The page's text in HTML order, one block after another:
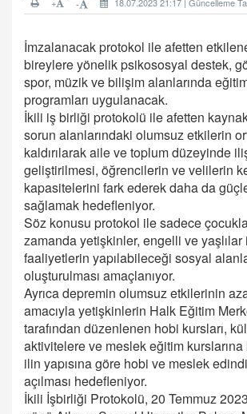
18.07.2023 21:17 | Güncelleme
-
+
İmzalanacak protokol ile afetten
bireylere yönelik psikososyal destek,
spor, müzik ve bilişim alanlarında
programları uygulanacak.
İkili iş birliği protokolü ile afetten
sorun alanlarındaki olumsuz etkilerin
kaldırılarak aile ve toplum düzeyinde
geliştirilmesi, öğrencilerin ve velilerin
kapasitelerini fark ederek daha da
sağlamak hedefleniyor.
Söz konusu protokol ile sadece
zamanda yetişkinler, engelli ve yaşlılar
faaliyetlerin yapılabileceği sosyal
oluşturulması amaçlanıyor.
Ayrıca depremin olumsuz etkilerinin
amacıyla yetişkinlerin Halk Eğitim
tarafından düzenlenen hobi kursları,
aktivitelere ve meslek eğitim kurslarına
ilin yapısına göre hobi ve meslek
açılması hedefleniyor.
İkili İşbirliği Protokolü, 20 Temmuz